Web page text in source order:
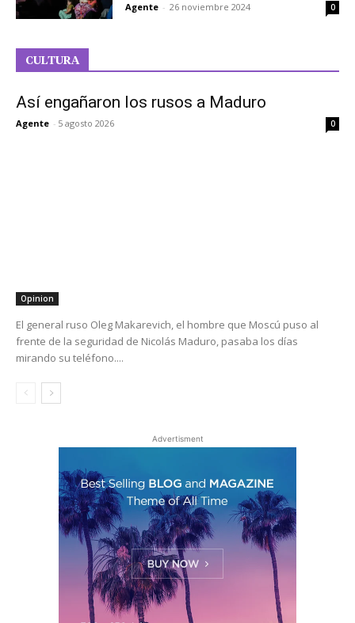
Agente - 26 noviembre 2024 0
CULTURA
Así engañaron los rusos a Maduro
Agente - 5 agosto 2026 0
Opinion
El general ruso Oleg Makarevich, el hombre que Moscú puso al
frente de la seguridad de Nicolás Maduro, pasaba los días
mirando su teléfono....
Advertisment